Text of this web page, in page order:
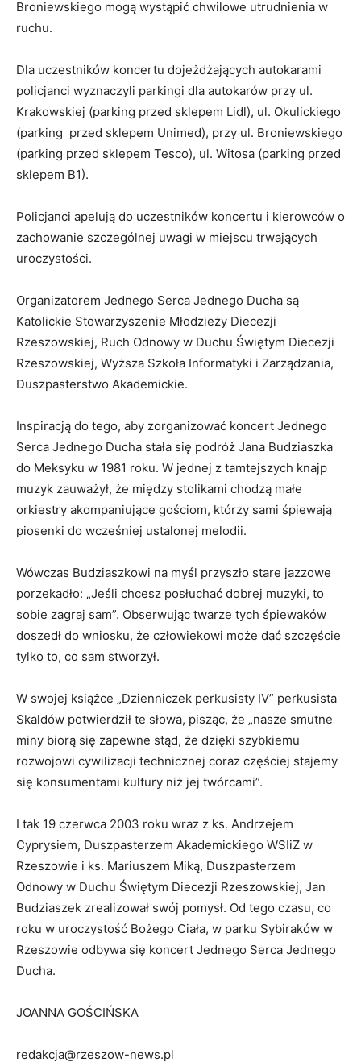
Broniewskiego mogą wystąpić chwilowe utrudnienia w
ruchu.
Dla uczestników koncertu dojeżdżających autokarami
policjanci wyznaczyli parkingi dla autokarów przy ul.
Krakowskiej (parking przed sklepem Lidl), ul. Okulickiego
(parking przed sklepem Unimed), przy ul. Broniewskiego
(parking przed sklepem Tesco), ul. Witosa (parking przed
sklepem B1).
Policjanci apelują do uczestników koncertu i kierowców o
zachowanie szczególnej uwagi w miejscu trwających
uroczystości.
Organizatorem Jednego Serca Jednego Ducha są
Katolickie Stowarzyszenie Młodzieży Diecezji
Rzeszowskiej, Ruch Odnowy w Duchu Świętym Diecezji
Rzeszowskiej, Wyższa Szkoła Informatyki i Zarządzania,
Duszpasterstwo Akademickie.
Inspiracją do tego, aby zorganizować koncert Jednego
Serca Jednego Ducha stała się podróż Jana Budziaszka
do Meksyku w 1981 roku. W jednej z tamtejszych knajp
muzyk zauważył, że między stolikami chodzą małe
orkiestry akompaniujące gościom, którzy sami śpiewają
piosenki do wcześniej ustalonej melodii.
Wówczas Budziaszkowi na myśl przyszło stare jazzowe
porzekadło: „Jeśli chcesz posłuchać dobrej muzyki, to
sobie zagraj sam”. Obserwując twarze tych śpiewaków
doszedł do wniosku, że człowiekowi może dać szczęście
tylko to, co sam stworzył.
W swojej książce „Dzienniczek perkusisty IV” perkusista
Skaldów potwierdził te słowa, pisząc, że „nasze smutne
miny biorą się zapewne stąd, że dzięki szybkiemu
rozwojowi cywilizacji technicznej coraz częściej stajemy
się konsumentami kultury niż jej twórcami”.
I tak 19 czerwca 2003 roku wraz z ks. Andrzejem
Cyprysiem, Duszpasterzem Akademickiego WSIiZ w
Rzeszowie i ks. Mariuszem Miką, Duszpasterzem
Odnowy w Duchu Świętym Diecezji Rzeszowskiej, Jan
Budziaszek zrealizował swój pomysł. Od tego czasu, co
roku w uroczystość Bożego Ciała, w parku Sybiraków w
Rzeszowie odbywa się koncert Jednego Serca Jednego
Ducha.
JOANNA GOŚCIŃSKA
redakcja@rzeszow-news.pl